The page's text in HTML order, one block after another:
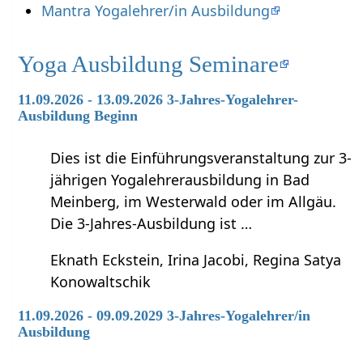
Mantra Yogalehrer/in Ausbildung
Yoga Ausbildung Seminare
11.09.2026 - 13.09.2026 3-Jahres-Yogalehrer-
Ausbildung Beginn
Dies ist die Einführungsveranstaltung zur 3-
jährigen Yogalehrerausbildung in Bad
Meinberg, im Westerwald oder im Allgäu.
Die 3-Jahres-Ausbildung ist …
Eknath Eckstein, Irina Jacobi, Regina Satya
Konowaltschik
11.09.2026 - 09.09.2029 3-Jahres-Yogalehrer/in
Ausbildung